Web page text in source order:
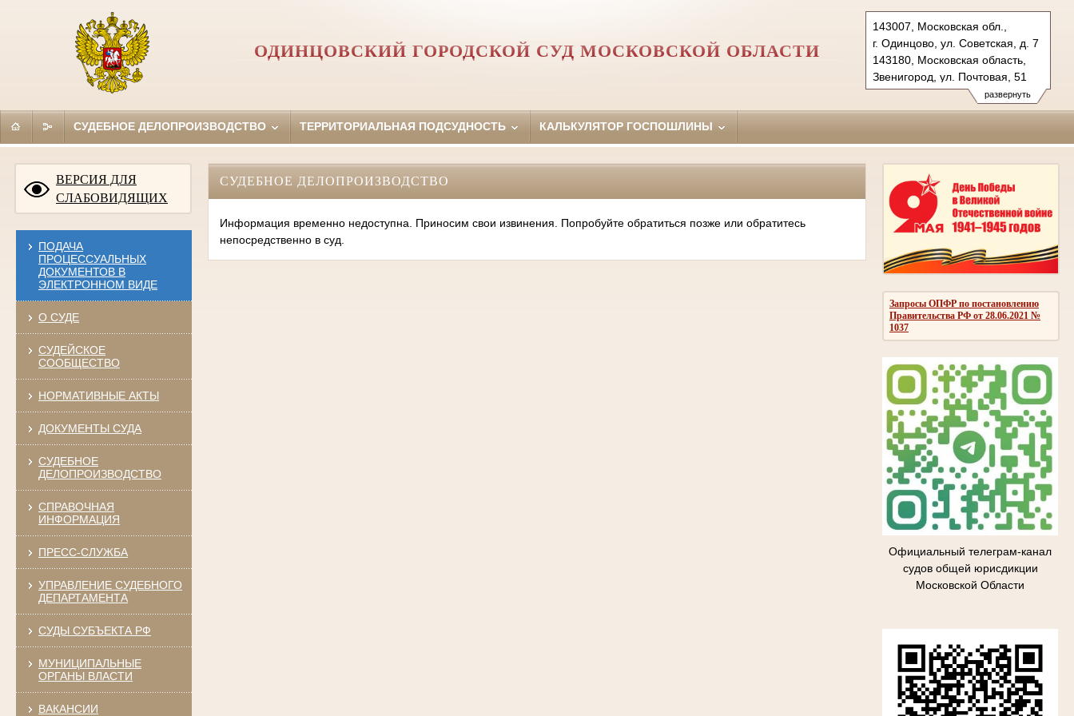
развернуть
143007, Московская обл.,
г. Одинцово, ул. Советская, д. 7
143180, Московская область,
Звенигород, ул. Почтовая, 51
Тел.: (495)590-74-76 (гр.)
593-56-20 (уг.)
697 13 27 (кас канц.)
показать на карте
ОДИНЦОВСКИЙ ГОРОДСКОЙ СУД МОСКОВСКОЙ ОБЛАСТИ
СУДЕБНОЕ ДЕЛОПРОИЗВОДСТВО ТЕРРИТОРИАЛЬНАЯ ПОДСУДНОСТЬ КАЛЬКУЛЯТОР ГОСПОШЛИНЫ
ВЕРСИЯ ДЛЯ
СЛАБОВИДЯЩИХ
ПОДАЧА
ПРОЦЕССУАЛЬНЫХ
ДОКУМЕНТОВ В
ЭЛЕКТРОННОМ ВИДЕ
О СУДЕ
СУДЕЙСКОЕ
СООБЩЕСТВО
НОРМАТИВНЫЕ АКТЫ
ДОКУМЕНТЫ СУДА
СУДЕБНОЕ
ДЕЛОПРОИЗВОДСТВО
СПРАВОЧНАЯ
ИНФОРМАЦИЯ
ПРЕСС-СЛУЖБА
УПРАВЛЕНИЕ СУДЕБНОГО
ДЕПАРТАМЕНТА
СУДЫ СУБЪЕКТА РФ
МУНИЦИПАЛЬНЫЕ
ОРГАНЫ ВЛАСТИ
ВАКАНСИИ
Запросы ОПФР по постановлению
Правительства РФ от 28.06.2021 №
1037
Официальный телеграм-канал
судов общей юрисдикции
Московской Области
СУДЕБНОЕ ДЕЛОПРОИЗВОДСТВО
Информация временно недоступна. Приносим свои извинения. Попробуйте обратиться позже или обратитесь
непосредственно в суд.